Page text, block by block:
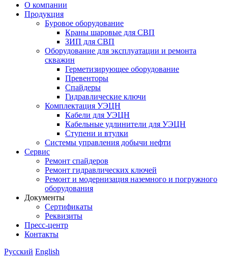
О компании
Продукция
Буровое оборудование
Краны шаровые для СВП
ЗИП для СВП
Оборудование для эксплуатации и ремонта
скважин
Герметизирующее оборудование
Превенторы
Спайдеры
Гидравлические ключи
Комплектация УЭЦН
Кабели для УЭЦН
Кабельные удлинители для УЭЦН
Ступени и втулки
Cистемы управления добычи нефти
Сервис
Ремонт спайдеров
Ремонт гидравлических ключей
Ремонт и модернизация наземного и погружного
оборудования
Документы
Сертификаты
Реквизиты
Пресс-центр
Контакты
Русский English